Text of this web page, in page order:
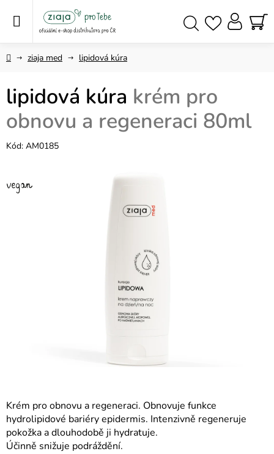
Domůziaja med lipidová kúra
Krém pro obnovu a regeneraci. Obnovuje funkce
hydrolipidové bariéry epidermis. Intenzivně regeneruje
pokožka a dlouhodobě ji hydratuje.
Účinně snižuje podráždění.
lipidová kúra krém pro
obnovu a regeneraci 80ml
Kód: AM0185